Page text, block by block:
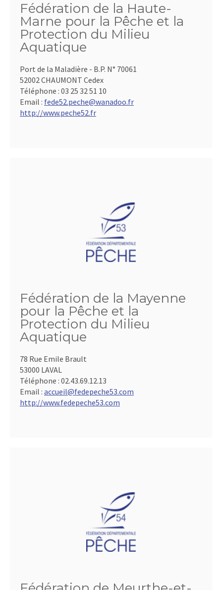
Fédération de la Haute-
Marne pour la Pêche et la
Protection du Milieu
Aquatique
Port de la Maladière - B.P. N° 70061
52002 CHAUMONT Cedex
Téléphone : 03 25 32 51 10
Email : fede52.peche@wanadoo.fr
http://www.peche52.fr
Fédération de la Mayenne
pour la Pêche et la
Protection du Milieu
Aquatique
78 Rue Emile Brault
53000 LAVAL
Téléphone : 02.43.69.12.13
Email : accueil@fedepeche53.com
http://www.fedepeche53.com